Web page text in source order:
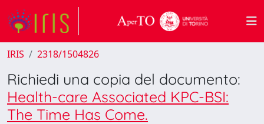
IRIS 2318/1504826
Richiedi una copia del documento:
Health-care Associated KPC-BSI:
The Time Has Come.